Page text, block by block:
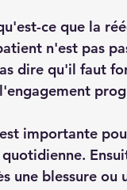
ce que la
n'est pas
dire qu'il faut
importante
une blessure